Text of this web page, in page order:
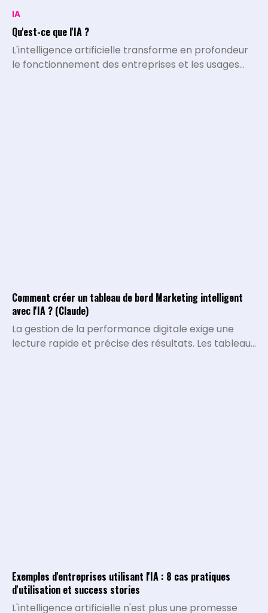
IA
Qu'est-ce que l'IA ?
L'intelligence artificielle transforme en profondeur
le fonctionnement des entreprises et les usages
Comment créer un tableau de bord Marketing intelligent
avec l'IA ? (Claude)
La gestion de la performance digitale exige une
lecture rapide et précise des résultats. Les tableaux
Exemples d'entreprises utilisant l'IA : 8 cas pratiques
d'utilisation et success stories
L'intelligence artificielle n'est plus une promesse